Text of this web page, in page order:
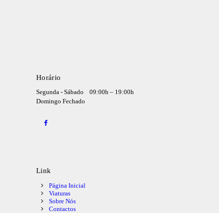
Horário
Segunda - Sábado 09:00h – 19:00h
Domingo Fechado
Link
Página Inicial
Viaturas
Sobre Nós
Contactos